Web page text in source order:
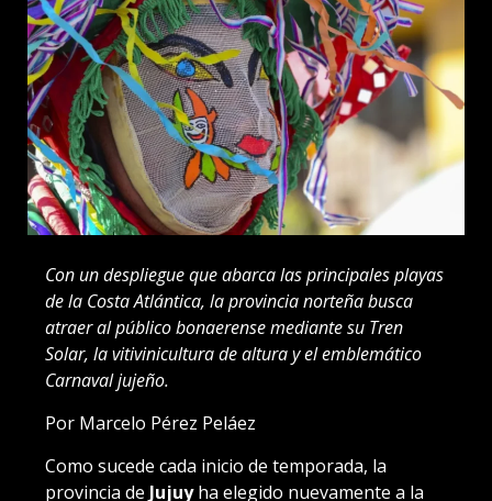
Con un despliegue que abarca las principales playas
de la Costa Atlántica, la provincia norteña busca
atraer al público bonaerense mediante su Tren
Solar, la vitivinicultura de altura y el emblemático
Carnaval jujeño.
Por Marcelo Pérez Peláez
Como sucede cada inicio de temporada, la
provincia de Jujuyha elegido nuevamente a la